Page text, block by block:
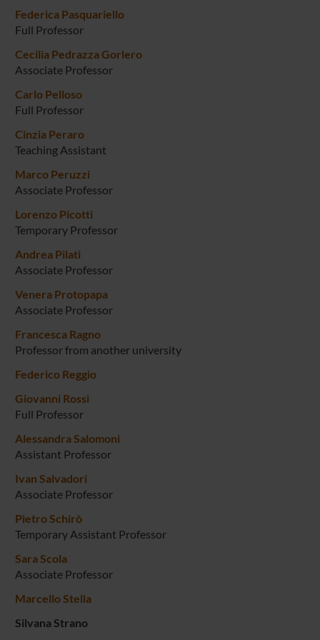
Federica Pasquariello
Full Professor
Cecilia Pedrazza Gorlero
Associate Professor
Carlo Pelloso
Full Professor
Cinzia Peraro
Teaching Assistant
Marco Peruzzi
Associate Professor
Lorenzo Picotti
Temporary Professor
Andrea Pilati
Associate Professor
Venera Protopapa
Associate Professor
Francesca Ragno
Professor from another university
Federico Reggio
Giovanni Rossi
Full Professor
Alessandra Salomoni
Assistant Professor
Ivan Salvadori
Associate Professor
Pietro Schirò
Temporary Assistant Professor
Sara Scola
Associate Professor
Marcello Stella
Silvana Strano